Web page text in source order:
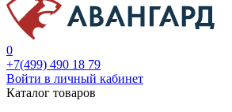
0
+7(499) 490 18 79
Войти в личный кабинет
Каталог товаров